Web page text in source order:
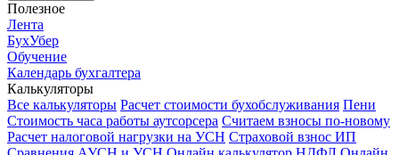
Полезное
Лента
БухУбер
Обучение
Календарь бухгалтера
Калькуляторы
Все калькуляторы Расчет стоимости бухобслуживания Пени
Стоимость часа работы аутсорсера Считаем взносы по-новому
Расчет налоговой нагрузки на УСН Страховой взнос ИП